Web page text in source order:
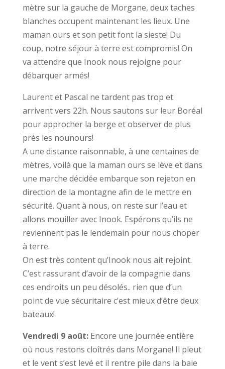
mètre sur la gauche de Morgane, deux taches
blanches occupent maintenant les lieux. Une
maman ours et son petit font la sieste! Du
coup, notre séjour à terre est compromis! On
va attendre que Inook nous rejoigne pour
débarquer armés!
Laurent et Pascal ne tardent pas trop et
arrivent vers 22h. Nous sautons sur leur Boréal
pour approcher la berge et observer de plus
près les nounours!
A une distance raisonnable, à une centaines de
mètres, voilà que la maman ours se lève et dans
une marche décidée embarque son rejeton en
direction de la montagne afin de le mettre en
sécurité. Quant à nous, on reste sur l’eau et
allons mouiller avec Inook. Espérons qu’ils ne
reviennent pas le lendemain pour nous choper
à terre.
On est très content qu’Inook nous ait rejoint.
C’est rassurant d’avoir de la compagnie dans
ces endroits un peu désolés.. rien que d’un
point de vue sécuritaire c’est mieux d’être deux
bateaux!
Vendredi 9 août: Encore une journée entière
où nous restons cloîtrés dans Morgane! Il pleut
et le vent s’est levé et il rentre pile dans la baie